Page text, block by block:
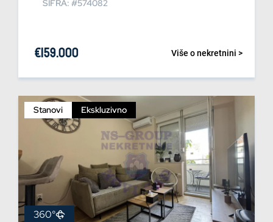
ŠIFRA: #574082
Više o nekretnini >
€159.000
Stanovi Ekskluzivno
360°